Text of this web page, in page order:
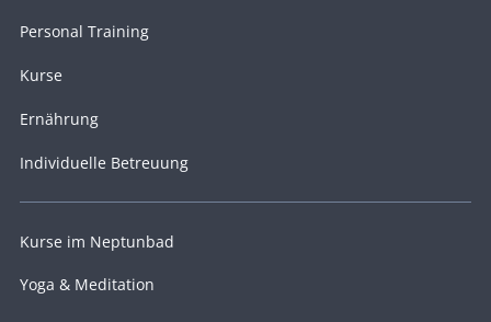
Personal Training
Kurse
Ernährung
Individuelle Betreuung
Kurse im Neptunbad
Yoga & Meditation